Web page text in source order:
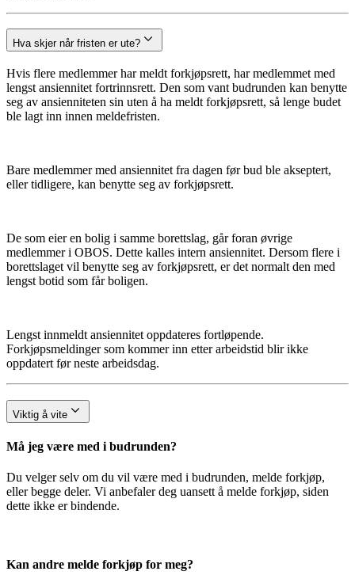
Hva skjer når fristen er ute?
Hvis flere medlemmer har meldt forkjøpsrett, har medlemmet med
lengst ansiennitet fortrinnsrett. Den som vant budrunden kan benytte
seg av ansienniteten sin uten å ha meldt forkjøpsrett, så lenge budet
ble lagt inn innen meldefristen.
Bare medlemmer med ansiennitet fra dagen før bud ble akseptert,
eller tidligere, kan benytte seg av forkjøpsrett.
De som eier en bolig i samme borettslag, går foran øvrige
medlemmer i OBOS. Dette kalles intern ansiennitet. Dersom flere i
borettslaget vil benytte seg av forkjøpsrett, er det normalt den med
lengst botid som får boligen.
Lengst innmeldt ansiennitet oppdateres fortløpende.
Forkjøpsmeldinger som kommer inn etter arbeidstid blir ikke
oppdatert før neste arbeidsdag.
Viktig å vite
Må jeg være med i budrunden?
Du velger selv om du vil være med i budrunden, melde forkjøp,
eller begge deler. Vi anbefaler deg uansett å melde forkjøp, siden
dette ikke er bindende.
Kan andre melde forkjøp for meg?